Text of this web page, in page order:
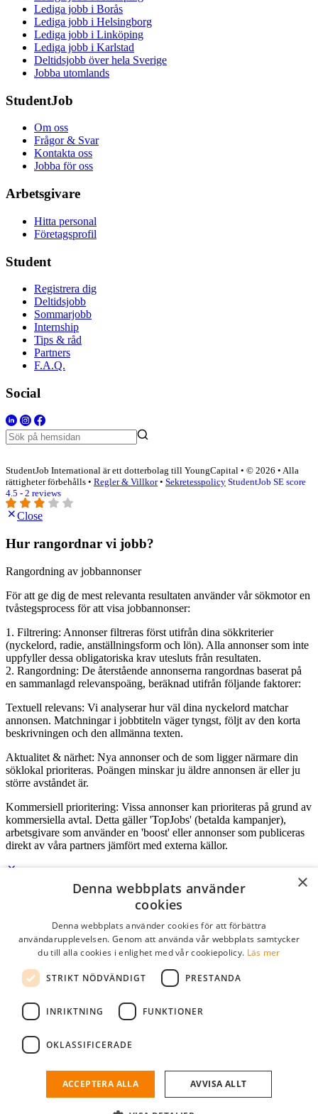
Lediga jobb i Borås
Lediga jobb i Helsingborg
Lediga jobb i Linköping
Lediga jobb i Karlstad
Deltidsjobb över hela Sverige
Jobba utomlands
StudentJob
Om oss
Frågor & Svar
Kontakta oss
Jobba för oss
Arbetsgivare
Hitta personal
Företagsprofil
Student
Registrera dig
Deltidsjobb
Sommarjobb
Internship
Tips & råd
Partners
F.A.Q.
Social
StudentJob International är ett dotterbolag till YoungCapital • © 2026 • Alla
rättigheter förbehålls • Regler & Villkor• Sekretesspolicy StudentJob SE score
4.5 - 2 reviews
Close
Hur rangordnar vi jobb?
Rangordning av jobbannonser
För att ge dig de mest relevanta resultaten använder vår sökmotor en
tvåstegsprocess för att visa jobbannonser:
1. Filtrering: Annonser filtreras först utifrån dina sökkriterier
(nyckelord, radie, anställningsform och lön). Alla annonser som inte
uppfyller dessa obligatoriska krav utesluts från resultaten.
2. Rangordning: De återstående annonserna rangordnas baserat på
en sammanlagd relevanspoäng, beräknad utifrån följande faktorer:
Textuell relevans: Vi analyserar hur väl dina nyckelord matchar
annonsen. Matchningar i jobbtiteln väger tyngst, följt av den korta
beskrivningen och den allmänna texten.
Aktualitet & närhet: Nya annonser och de som ligger närmare din
söklokal prioriteras. Poängen minskar ju äldre annonsen är eller ju
större avståndet är.
Kommersiell prioritering: Vissa annonser kan prioriteras på grund av
kommersiella avtal. Detta gäller 'TopJobs' (betalda kampanjer),
arbetsgivare som använder en 'boost' eller annonser som publiceras
direkt av våra partners jämfört med externa källor.
Logga in som företag
Lösenord
kom ihåg mig
logga in
Kostnadsfri företagsprofil
och söka efter passande kandidater till ditt företag.
×
Denna webbplats använder
cookies
Denna webbplats använder cookies för att förbättra
användarupplevelsen. Genom att använda vår webbplats samtycker
du till alla cookies i enlighet med vår cookiepolicy. Läs mer
STRIKT NÖDVÄNDIGT PRESTANDA
INRIKTNING FUNKTIONER
OKLASSIFICERADE
ACCEPTERA ALLA AVVISA ALLT